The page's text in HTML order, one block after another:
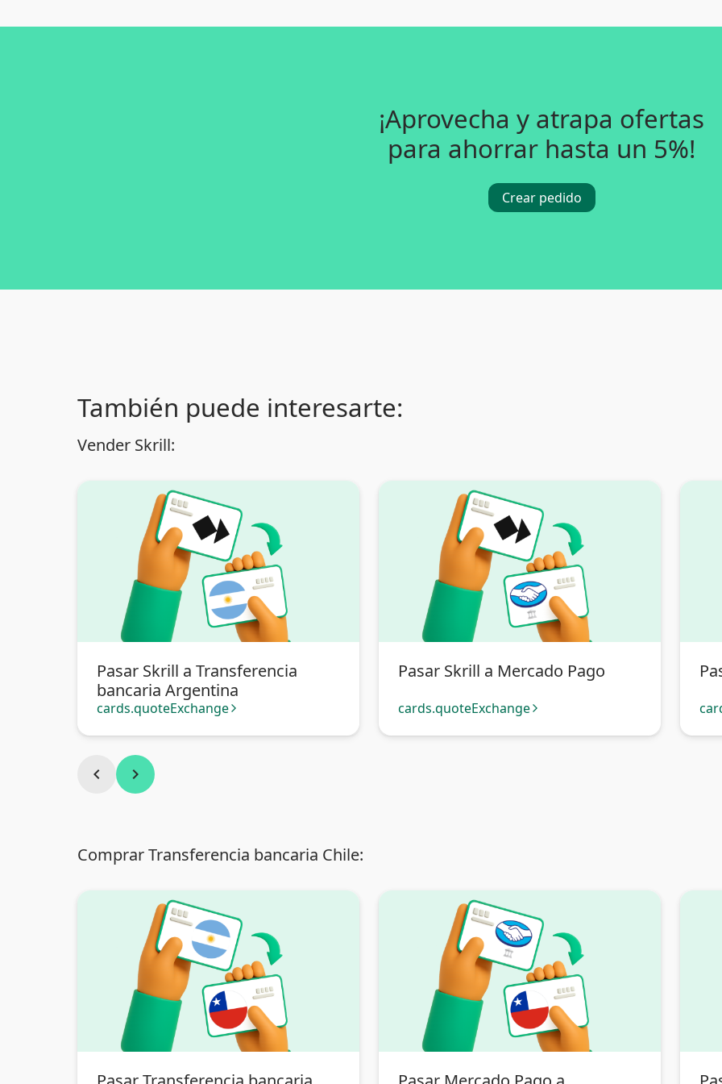
¡Aprovecha y atrapa ofertas
para ahorrar hasta un 5%!
Crear pedido
También puede interesarte:
Vender Skrill:
Pasar Skrill a Transferencia
bancaria Argentina
cards.quoteExchange arrow_forward_ios
Pasar Skrill a Mercado Pago
cards.quoteExchange arrow_forward_ios
chevron_left chevron_right
Comprar Transferencia bancaria Chile: